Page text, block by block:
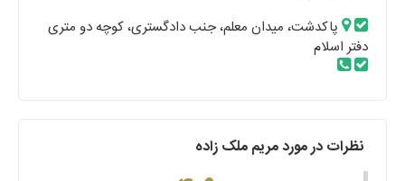
پاکدشت، میدان معلم، جنب دادگستری، کوچه دو متری
دفتر اسلام
نظرات در مورد مریم ملک زاده